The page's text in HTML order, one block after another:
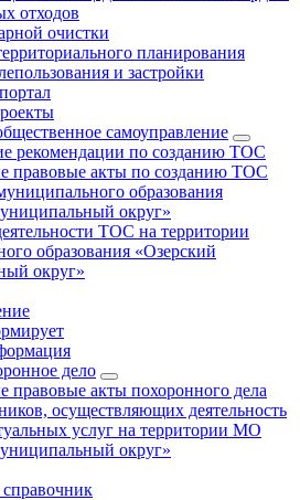
отходов
очистки
планирования
и застройки
самоуправление
рекомендации по созданию ТОС
правовые акты по созданию ТОС
образования
округ»
ТОС на территории
образования «Озерский
округ»
дело
правовые акты похоронного дела
осуществляющих деятельность
услуг на территории МО
округ»